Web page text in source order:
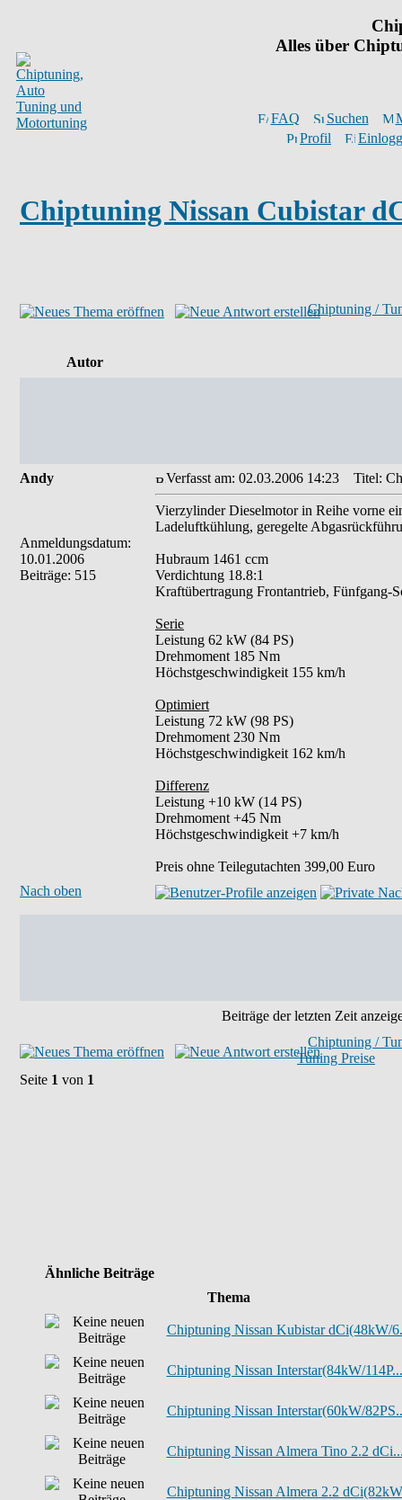
Alles über
FAQ Suchen
Profil
Chiptuning Nissan Cubistar
Chiptuning /
Autor
Andy
Anmeldungsdatum:
10.01.2006
Beiträge: 515
Verfasst am: 02.03.2006 14:23 Titel:
Vierzylinder Dieselmotor in Reihe vorne
Ladeluftkühlung, geregelte
Hubraum 1461 ccm
Verdichtung 18.8:1
Kraftübertragung Frontantrieb, Fünfgang-
Serie
Leistung 62 kW (84 PS)
Drehmoment 185 Nm
Höchstgeschwindigkeit 155 km/h
Optimiert
Leistung 72 kW (98 PS)
Drehmoment 230 Nm
Höchstgeschwindigkeit 162 km/h
Differenz
Leistung +10 kW (14 PS)
Drehmoment +45 Nm
Höchstgeschwindigkeit +7 km/h
Preis ohne Teilegutachten 399,00 Euro
Nach oben
Beiträge der letzten Zeit
Chiptuning /
Tuning Preise
Seite 1 von 1
Ähnliche Beiträge
Thema
Chiptuning Nissan Kubistar dCi(48kW/
Chiptuning Nissan Interstar(84kW/114P...
Chiptuning Nissan Interstar(60kW/
Chiptuning Nissan Almera Tino 2.2
Chiptuning Nissan Almera 2.2